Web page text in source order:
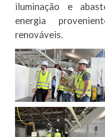
iluminação e
energia
renováveis.